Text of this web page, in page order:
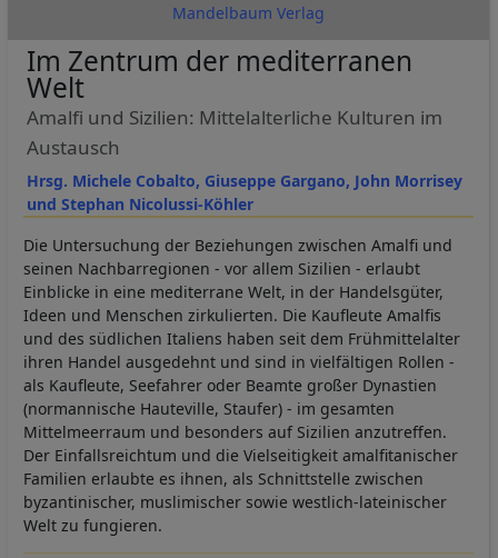
Mandelbaum Verlag
Hrsg. Michele Cobalto, Giuseppe Gargano, John Morrisey
und Stephan Nicolussi-Köhler
Im Zentrum der mediterranen
Welt
Amalfi und Sizilien: Mittelalterliche Kulturen im
Austausch
Die Untersuchung der Beziehungen zwischen Amalfi und
seinen Nachbarregionen - vor allem Sizilien - erlaubt
Einblicke in eine mediterrane Welt, in der Handelsgüter,
Ideen und Menschen zirkulierten. Die Kaufleute Amalfis
und des südlichen Italiens haben seit dem Frühmittelalter
ihren Handel ausgedehnt und sind in vielfältigen Rollen -
als Kaufleute, Seefahrer oder Beamte großer Dynastien
(normannische Hauteville, Staufer) - im gesamten
Mittelmeerraum und besonders auf Sizilien anzutreffen.
Der Einfallsreichtum und die Vielseitigkeit amalfitanischer
Familien erlaubte es ihnen, als Schnittstelle zwischen
byzantinischer, muslimischer sowie westlich-lateinischer
Welt zu fungieren.